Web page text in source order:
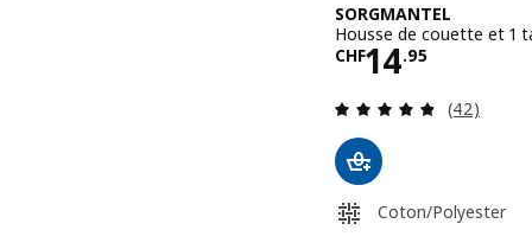
SORGMANTEL
Housse de couette et 1
CHF14.95
Prix CHF
(42)
Coton/Polyester